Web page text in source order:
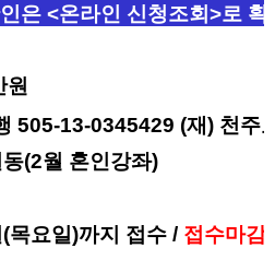
은 <온라인 신청조회>로
원
505-13-0345429 (재) 천주
(2월 혼인강좌)
(목요일)까지 접수 / 접수마감